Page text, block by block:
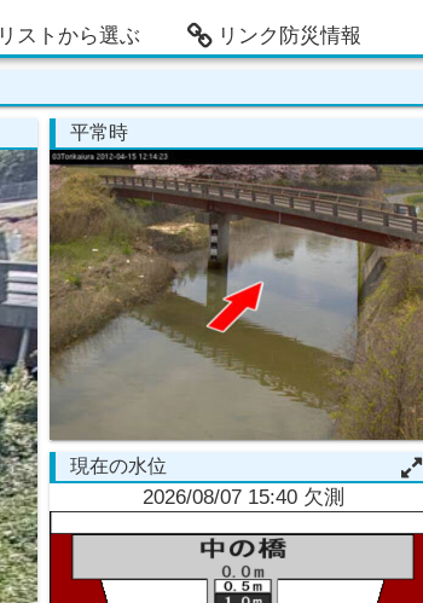
リストから選ぶ リンク防災情報
平常時
現在の水位
2026/08/07 15:40 欠測